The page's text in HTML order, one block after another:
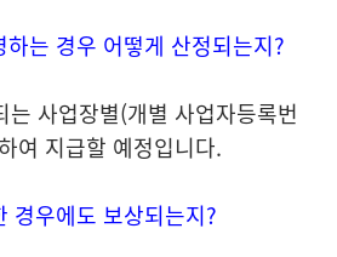
는 경우 어떻게 산정되는지?
는 사업장별(개별 사업자등록번
여 지급할 예정입니다.
경우에도 보상되는지?